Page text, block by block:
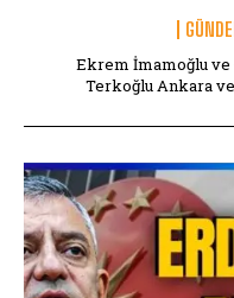
Ekrem İmamoğlu ve
Terkoğlu Ankara